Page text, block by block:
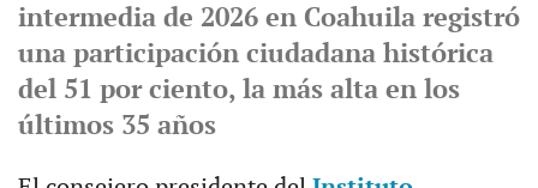
intermedia de 2026 en Coahuila registró
una participación ciudadana histórica
del 51 por ciento, la más alta en los
últimos 35 años